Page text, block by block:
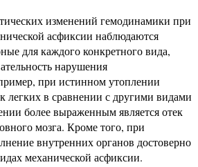
изменений гемодинамики при
асфиксии наблюдаются
для каждого конкретного вида,
нарушения
при истинном утоплении
легких в сравнении с другими видами
более выраженным является отек
мозга. Кроме того, при
внутренних органов достоверно
механической асфиксии.